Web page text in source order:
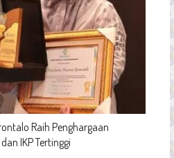
Raih Penghargaan
IKP Tertinggi